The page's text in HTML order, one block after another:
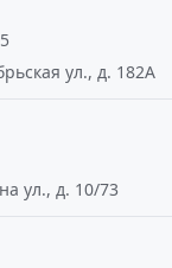
ул., д. 182А
ул., д. 10/73